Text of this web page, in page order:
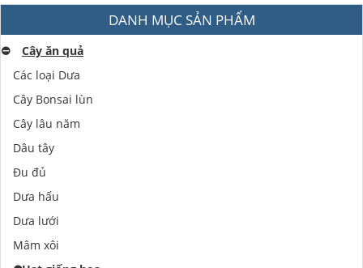
DANH MỤC SẢN PHẨM
⛔️
Cây ăn quả
Các loại Dưa
Cây Bonsai lùn
Cây lâu năm
Dâu tây
Đu đủ
Dưa hấu
Dưa lưới
Mâm xôi